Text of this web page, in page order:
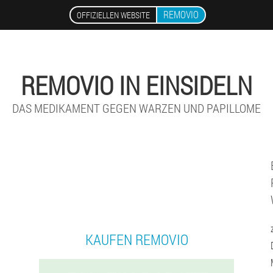
OFFIZIELLEN WEBSITE REMOVIO
REMOVIO IN EINSIDELN
DAS MEDIKAMENT GEGEN WARZEN UND PAPILLOME
KAUFEN REMOVIO